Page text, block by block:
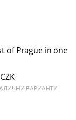
of Prague in one
ВАРИАНТИ